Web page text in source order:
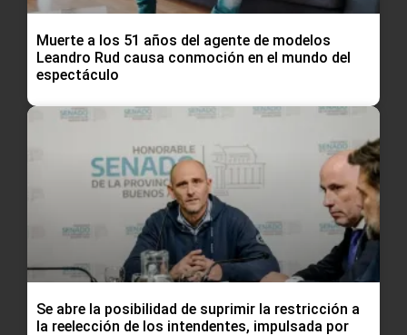
Muerte a los 51 años del agente de modelos
Leandro Rud causa conmoción en el mundo del
espectáculo
Se abre la posibilidad de suprimir la restricción a
la reelección de los intendentes, impulsada por